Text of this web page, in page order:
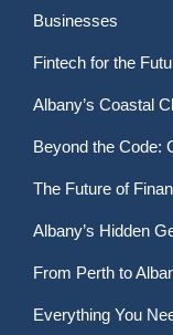
Businesses
Fintech for the
Albany’s Coastal
Beyond the Code:
The Future of
Albany’s Hidden
From Perth to
Everything You